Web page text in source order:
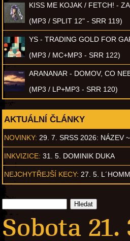
KISS ME KOJAK / FETCH! -
(MP3 / SPLIT 12" - SRR 119)
YS - TRADING GOLD FOR
(MP3 / MC+MP3 - SRR 122)
ARANANAR - DOMOV, CO
(MP3 / LP+MP3 - SRR 120)
AKTUÁLNÍ ČLÁNKY
NOVINKY: 29. 7. SRSS 2026: NÁZEV
INKVIZICE: 31. 5. DOMINIK DUKA
NEJCHYTŘEJŠÍ KECY: 27. 5.
Sobota